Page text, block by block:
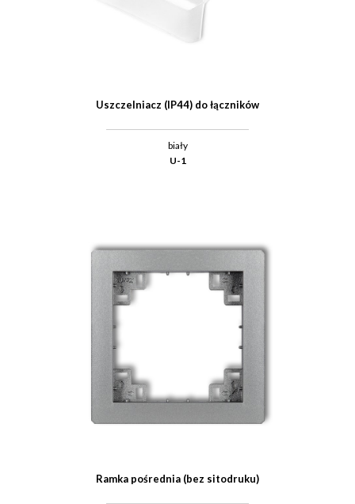
Uszczelniacz (IP44) do łączników
biały
U-1
Ramka pośrednia (bez sitodruku)